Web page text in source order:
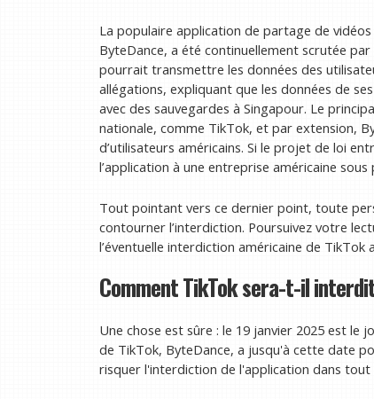
La populaire application de partage de
ByteDance, a été continuellement scrutée
pourrait transmettre les données des
allégations, expliquant que les données de
avec des sauvegardes à Singapour. Le
nationale, comme TikTok, et par extension,
d’utilisateurs américains. Si le projet de loi
l’application à une entreprise américaine
Tout pointant vers ce dernier point, toute
contourner l’interdiction. Poursuivez votre
l’éventuelle interdiction américaine de TikTok
Comment TikTok sera-t-il
Une chose est sûre : le 19 janvier 2025 est
de TikTok, ByteDance, a jusqu'à cette date
risquer l'interdiction de l'application dans tout